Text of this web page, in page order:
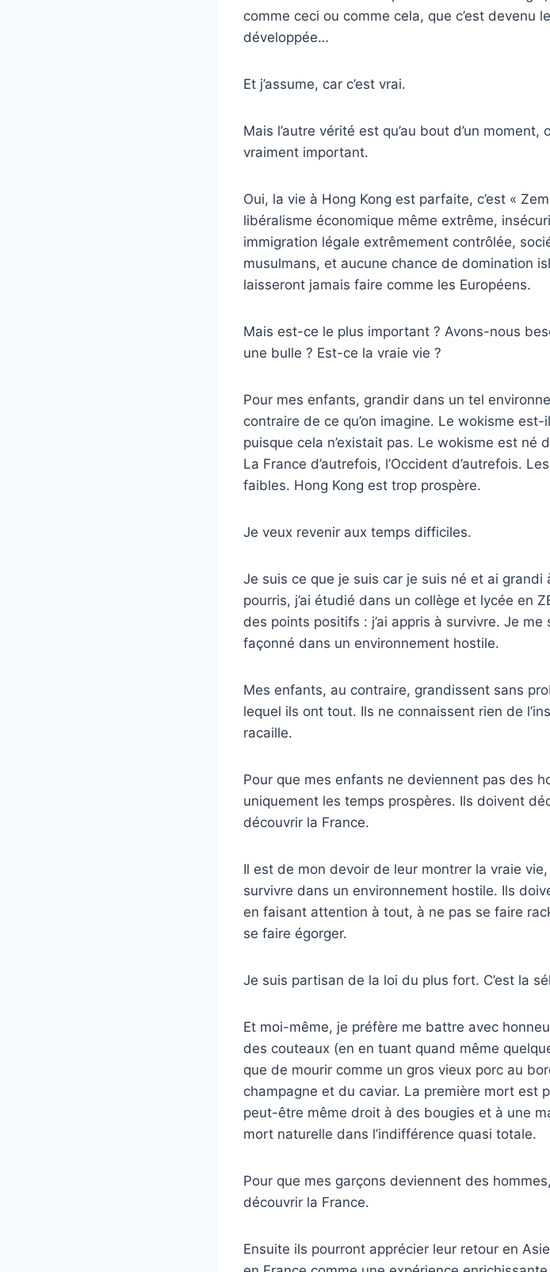
comme ceci ou comme cela, que c’est devenu
développée…
Et j’assume, car c’est vrai.
Mais l’autre vérité est qu’au bout d’un
vraiment important.
Oui, la vie à Hong Kong est parfaite, c’est «
libéralisme économique même extrême,
immigration légale extrêmement contrôlée,
musulmans, et aucune chance de domination
laisseront jamais faire comme les Européens.
Mais est-ce le plus important ? Avons-nous
une bulle ? Est-ce la vraie vie ?
Pour mes enfants, grandir dans un tel
contraire de ce qu’on imagine. Le wokisme
puisque cela n’existait pas. Le wokisme est né
La France d’autrefois, l’Occident d’autrefois.
faibles. Hong Kong est trop prospère.
Je veux revenir aux temps difficiles.
Je suis ce que je suis car je suis né et ai grandi
pourris, j’ai étudié dans un collège et lycée en
des points positifs : j’ai appris à survivre. Je
façonné dans un environnement hostile.
Mes enfants, au contraire, grandissent sans
lequel ils ont tout. Ils ne connaissent rien de
racaille.
Pour que mes enfants ne deviennent pas des
uniquement les temps prospères. Ils doivent
découvrir la France.
Il est de mon devoir de leur montrer la vraie
survivre dans un environnement hostile. Ils
en faisant attention à tout, à ne pas se faire
se faire égorger.
Je suis partisan de la loi du plus fort. C’est la
Et moi-même, je préfère me battre avec
des couteaux (en en tuant quand même
que de mourir comme un gros vieux porc au
champagne et du caviar. La première mort est
peut-être même droit à des bougies et à une
mort naturelle dans l’indifférence quasi totale.
Pour que mes garçons deviennent des
découvrir la France.
Ensuite ils pourront apprécier leur retour en